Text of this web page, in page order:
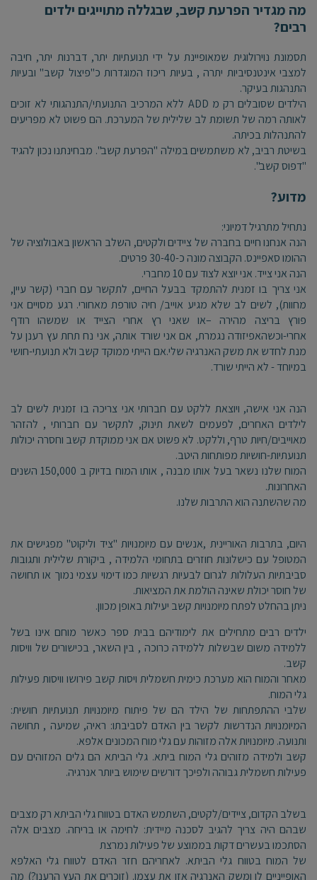
מה מגדיר הפרעת קשב, שבגללה מתוייגים ילדים
רבים?
תסמונת נוירולוגית שמאופיינת על ידי תנועתיות יתר, דברנות יתר, חיבה
למצבי אינטנסיביות יתרה , בעיות ריכוז המוגדרות כ"פיצול קשב" ובעיות
התנהגות בעיקר.
הילדים שסובלים רק מ ADD ללא המרכיב התנועתי/התנהגותי לא זוכים
לאותה רמה של תשומת לב שלילית של המערכת. הם פשוט לא מפריעים
להתנהלות בכיתה.
בשיטת רביב, לא משתמשים במילה "הפרעת קשב". מבחינתנו נכון להגיד
"דפוס קשב".
מדוע?
נתחיל מתרגיל דמיוני:
הנה אנחנו חיים בחברה של ציידים ולקטים, השלב הראשון באבולוציה של
ההומו סאפיינס. הקבוצה מונה כ-30-40 פרטים.
הנה אני צייד. אני יוצא לצוד עם 10 מחברי.
אני צריך בו זמנית להתמקד בבעל החיים, לתקשר עם חברי (קשר עיין,
מחוות), לשים לב שלא מגיע אוייב/ חיה טורפת מאחורי. רגע מסויים אני
פורץ בריצה מהירה –או שאני רץ אחרי הצייד או שמשהו רודף
אחרי-וכשהאפיזודה נגמרת, אם אני שורד אותה, אני נח תחת עץ רענן על
מנת לחדש את משק האנרגיה שלי.אם הייתי ממוקד קשב ולא תנועתי-חושי
במיוחד - לא הייתי שורד.
הנה אני אישה, ויוצאת ללקט עם חברותי אני צריכה בו זמנית לשים לב
לילדים האחרים, לפעמים לשאת תינוק, לתקשר עם חברותי , להזהר
מאוייבים/חיות טרף, וללקט. לא פשוט אם אני ממוקדת קשב וחסרה יכולות
תנועתיות-חושיות מפותחות היטב.
המוח שלנו נשאר בעל אותו מבנה , אותו המוח בדיוק ב 150,000 השנים
האחרונות.
מה שהשתנה הוא התרבות שלנו.
היום, בתרבות האוריינית ,אנשים עם מיומנויות "ציד וליקוט" מפגישים את
המטופל עם כישלונות חוזרים בתחומי הלמידה , ביקורת שלילית ותגובות
סביבתיות העלולות לגרום לבעיות רגשיות כמו דימוי עצמי נמוך או תחושה
של חוסר יכולת שאינה הולמת את המציאות.
ניתן בהחלט לפתח מיומנויות קשב יעילות באופן מכוון.
ילדים רבים מתחילים את לימודיהם בבית ספר כאשר מוחם אינו בשל
ללמידה משום שבשלות ללמידה כרוכה , בין השאר, בכישורים של וויסות
קשב.
מאחר והמוח הוא מערכת כימית חשמלית ויסות קשב פירושו וויסות פעילות
גלי המוח.
שלבי ההתפתחות של הילד הם של פיתוח מיומנויות תנועתיות חושית:
המיומנויות הנדרשות לקשר בין האדם לסביבתו: ראיה, שמיעה , תחושה
ותנועה. מיומנויות אלה מזוהות עם גלי מוח המכונים אלפא.
קשב ולמידה מזוהים גלי המוח ביתא. גלי הביתא הם גלים המזוהים עם
פעילות חשמלית גבוהה ולפיכך דורשים שימוש ביותר אנרגיה.
בשלב הקדום, ציידים/לקטים, השתמש האדם בטווח גלי הביתא רק מצבים
שבהם היה צריך להגיב לסכנה מיידית: לחימה או בריחה. מצבים אלה
הסתכמו בעשרים דקות בממוצע של פעילות נמרצת
של המוח בטווח גלי הביתא. לאחריהם חזר האדם לטווח גלי האלפא
האופייניים לו ומשק האנרגיה אזן את עצמו. (זוכרים את העץ הרענן?) מה